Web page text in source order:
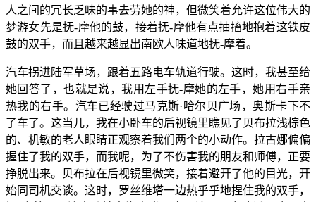
人之间的冗长乏味的事去劳她的神，但微笑着允许这位伟大的
梦游女先是抚-摩他的鼓，接着抚-摩他有点抽搐地抱着这铁皮
鼓的双手，而且越来越显出南欧人味道地抚-摩着。
汽车拐进陆军草场，跟着五路电车轨道行驶。这时，我甚至给
她回答了，也就是说，我用左手抚-摩她的左手，她用右手亲
热我的右手。汽车已经驶过马克斯·哈尔贝广场，奥斯卡下不
了车了。这当儿，我在小卧车的后视镜里瞧见了贝布拉浅棕色
的、机敏的老人眼睛正观察着我们两个的小动作。拉古娜偏偏
握住了我的双手，而我呢，为了不伤害我的朋友和师傅，正要
挣脱出来。贝布拉在后视镜里微笑，接着避开了他的目光，开
始同司机交谈。这时，罗丝维塔一边热乎乎地捏住我的双手，